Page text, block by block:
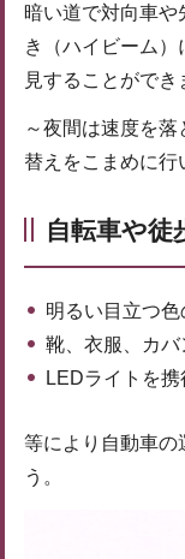
暗い道で対向車や
き（ハイビーム
見することができ
～夜間は速度を
替えをこまめに行
自転車や徒
明るい目立つ
靴、衣服、カ
LEDライトを携
等により自動車の
う。